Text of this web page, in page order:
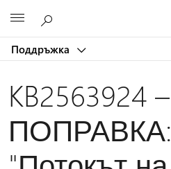
Поддръжка
KB2563924 –